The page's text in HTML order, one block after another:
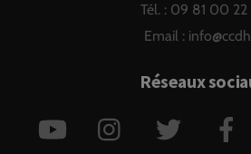
Tél. : 09 81 00 22
Email :
Réseaux
YouTube Instagram Twitter